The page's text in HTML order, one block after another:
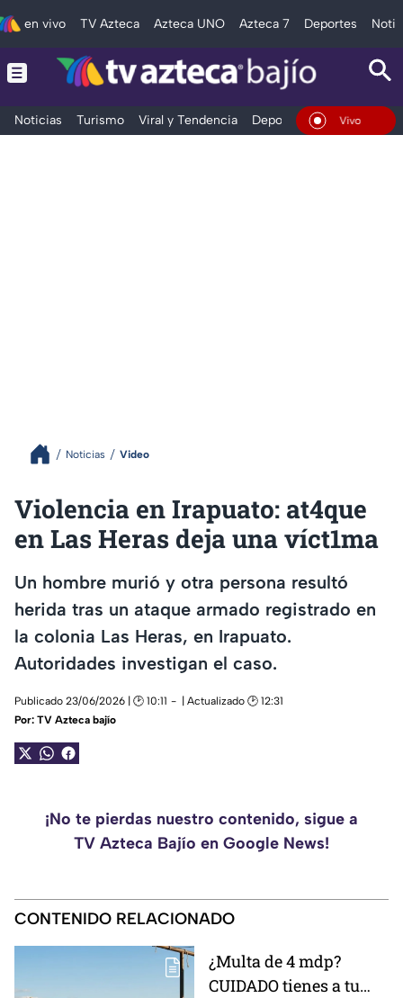
en vivo TV Azteca Azteca UNO Azteca 7 Deportes
Noticias Turismo Viral y Tendencia Deportes Espectáculos
En Vivo
Noticias Video
Violencia en Irapuato: at4que
en Las Heras deja una víct1ma
Un hombre murió y otra persona resultó
herida tras un ataque armado registrado en
la colonia Las Heras, en Irapuato.
Autoridades investigan el caso.
Publicado 23/06/2026 | 🕑 10:11
| Actualizado 🕑 12:31
Por: TV Azteca bajío
¡No te pierdas nuestro contenido, sigue a
TV Azteca Bajío en Google News!
CONTENIDO RELACIONADO
¿Multa de 4 mdp?
CUIDADO tienes a tu